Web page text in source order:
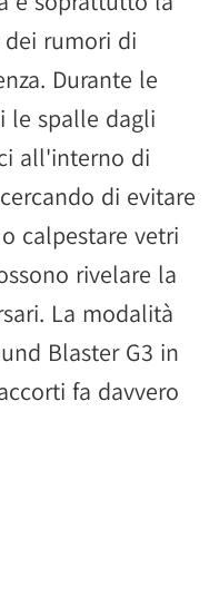
rumori di
Durante le
le spalle dagli
all'interno di
di evitare
calpestare vetri
rivelare la
La modalità
Blaster G3 in
fa davvero